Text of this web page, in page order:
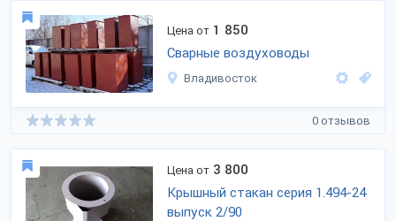
Цена от 1 850
Сварные воздуховоды
Владивосток
0 отзывов
Цена от 3 800
Крышный стакан серия 1.494-24
выпуск 2/90